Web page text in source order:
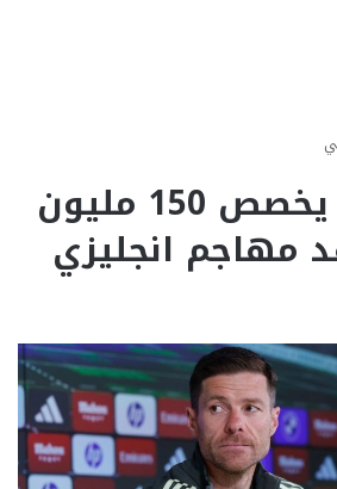
ريال مدريد يخصص 150 مليون
مهاجم انجليزي